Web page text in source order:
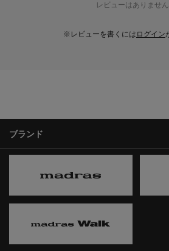
レビューはありません
※レビューを書くには ログイン
ブランド